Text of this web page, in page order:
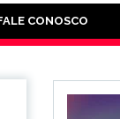
CONOSCO